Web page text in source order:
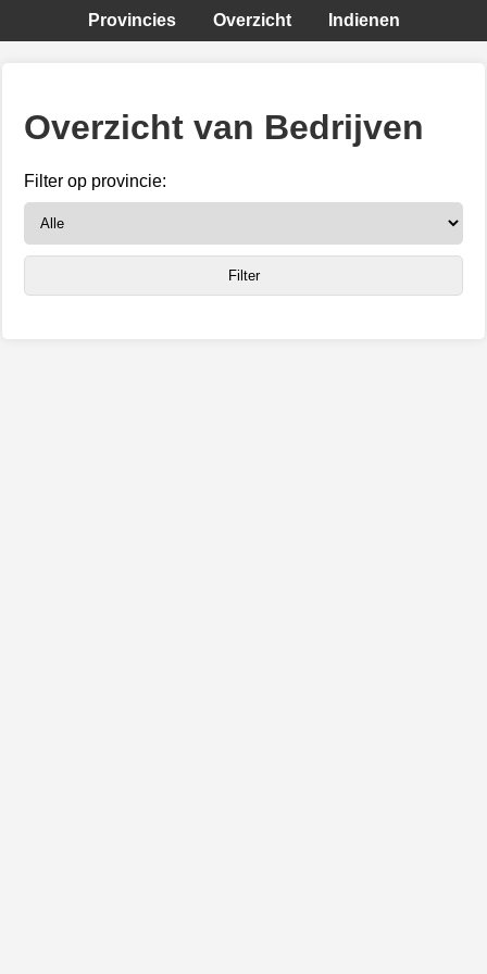
Provincies Overzicht Indienen
Overzicht van Bedrijven
Filter op provincie: